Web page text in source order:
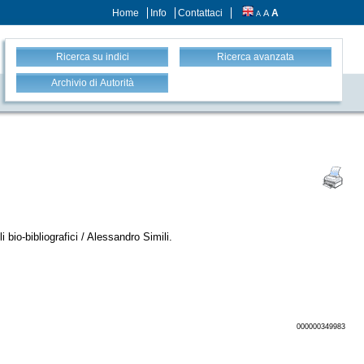
Home Info Contattaci A A A
Ricerca su indici Ricerca avanzata
Archivio di Autorità